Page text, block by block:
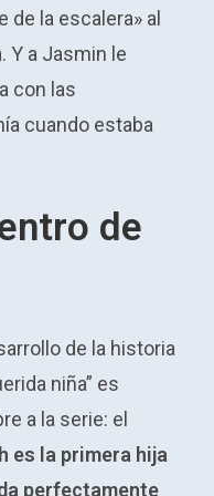
de la escalera» al
Y a Jasmin le
con las
cuando estaba
de
de la historia
niña” es
a la serie: el
es la primera hija
perfectamente